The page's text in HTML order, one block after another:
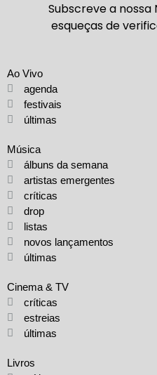
Subscreve a nossa
esqueças de
Ao Vivo
agenda
festivais
últimas
Música
álbuns da semana
artistas emergentes
críticas
drop
listas
novos lançamentos
últimas
Cinema & TV
críticas
estreias
últimas
Livros